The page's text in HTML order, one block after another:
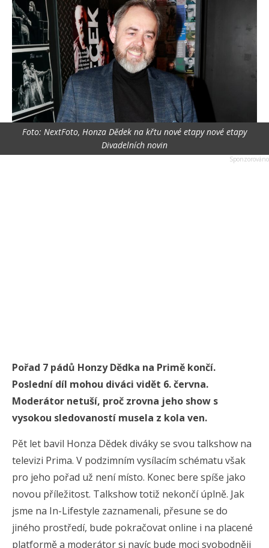
Foto: NextFoto, Honza Dědek na křtu nové etapy nové etapy
Divadelních novin
Pořad 7 pádů Honzy Dědka na Primě končí.
Poslední díl mohou diváci vidět 6. června.
Moderátor netuší, proč zrovna jeho show s
vysokou sledovaností musela z kola ven.
Pět let bavil Honza Dědek diváky se svou talkshow na
televizi Prima. V podzimním vysílacím schématu však
pro jeho pořad už není místo. Konec bere spíše jako
novou příležitost. Talkshow totiž nekončí úplně. Jak
jsme na In-Lifestyle zaznamenali, přesune se do
jiného prostředí, bude pokračovat online i na placené
platformě a moderátor si navíc bude moci svobodněji